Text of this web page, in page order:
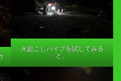
火起こしパイプを試してみる
と、